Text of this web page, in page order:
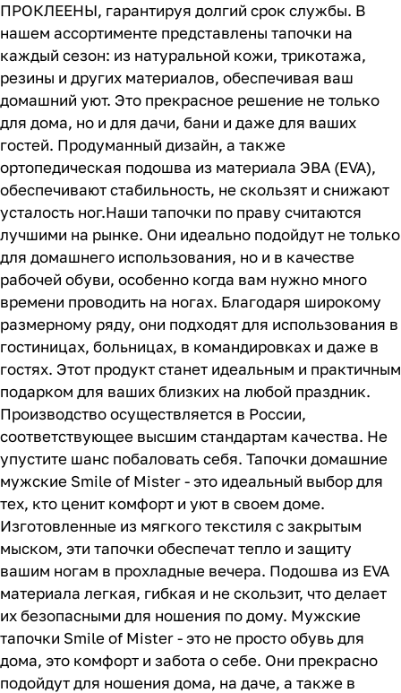
ПРОКЛЕЕНЫ, гарантируя долгий срок службы. В
нашем ассортименте представлены тапочки на
каждый сезон: из натуральной кожи, трикотажа,
резины и других материалов, обеспечивая ваш
домашний уют. Это прекрасное решение не только
для дома, но и для дачи, бани и даже для ваших
гостей. Продуманный дизайн, а также
ортопедическая подошва из материала ЭВА (EVA),
обеспечивают стабильность, не скользят и снижают
усталость ног.Наши тапочки по праву считаются
лучшими на рынке. Они идеально подойдут не только
для домашнего использования, но и в качестве
рабочей обуви, особенно когда вам нужно много
времени проводить на ногах. Благодаря широкому
размерному ряду, они подходят для использования в
гостиницах, больницах, в командировках и даже в
гостях. Этот продукт станет идеальным и практичным
подарком для ваших близких на любой праздник.
Производство осуществляется в России,
соответствующее высшим стандартам качества. Не
упустите шанс побаловать себя. Тапочки домашние
мужские Smile of Mister - это идеальный выбор для
тех, кто ценит комфорт и уют в своем доме.
Изготовленные из мягкого текстиля с закрытым
мыском, эти тапочки обеспечат тепло и защиту
вашим ногам в прохладные вечера. Подошва из EVA
материала легкая, гибкая и не скользит, что делает
их безопасными для ношения по дому. Мужские
тапочки Smile of Mister - это не просто обувь для
дома, это комфорт и забота о себе. Они прекрасно
подойдут для ношения дома, на даче, а также в